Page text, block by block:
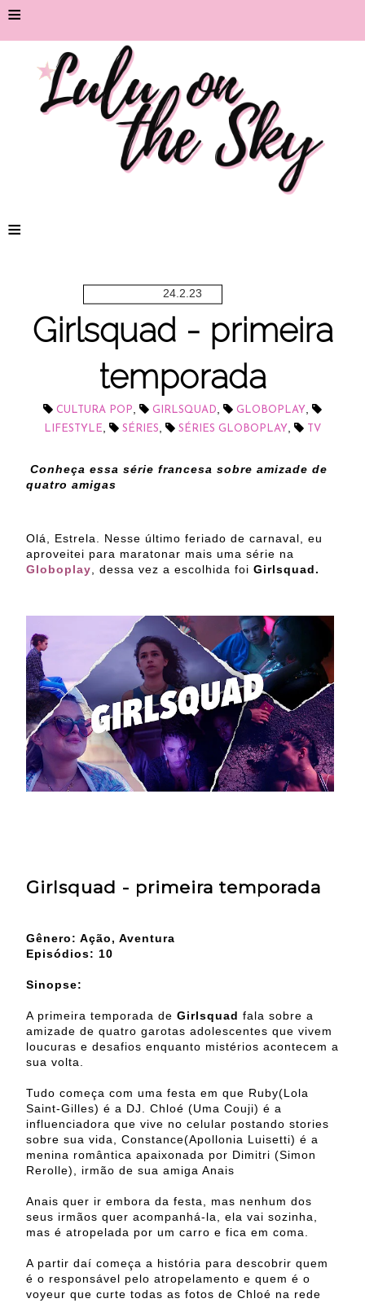
≡
≡
24.2.23
Girlsquad - primeira
temporada
CULTURA POP, GIRLSQUAD, GLOBOPLAY,
LIFESTYLE, SÉRIES, SÉRIES GLOBOPLAY, TV
Conheça essa série francesa sobre amizade de
quatro amigas
Olá, Estrela. Nesse último feriado de carnaval, eu
aproveitei para maratonar mais uma série na
Globoplay, dessa vez a escolhida foi Girlsquad.
Girlsquad - primeira temporada
Gênero: Ação, Aventura
Episódios: 10
Sinopse:
A primeira temporada de Girlsquad fala sobre a
amizade de quatro garotas adolescentes que vivem
loucuras e desafios enquanto mistérios acontecem a
sua volta.
Tudo começa com uma festa em que Ruby(Lola
Saint-Gilles) é a DJ. Chloé (Uma Couji) é a
influenciadora que vive no celular postando stories
sobre sua vida, Constance(Apollonia Luisetti) é a
menina romântica apaixonada por Dimitri (Simon
Rerolle), irmão de sua amiga Anais
Anais quer ir embora da festa, mas nenhum dos
seus irmãos quer acompanhá-la, ela vai sozinha,
mas é atropelada por um carro e fica em coma.
A partir daí começa a história para descobrir quem
é o responsável pelo atropelamento e quem é o
voyeur que curte todas as fotos de Chloé na rede